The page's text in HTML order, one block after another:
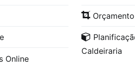
Online
Caldeiraria